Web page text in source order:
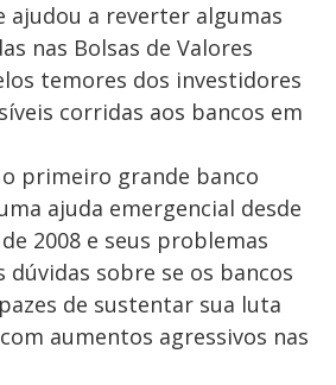
ajudou a reverter algumas
nas Bolsas de Valores
temores dos investidores
corridas aos bancos em
o primeiro grande banco
ajuda emergencial desde
2008 e seus problemas
dúvidas sobre se os bancos
de sustentar sua luta
aumentos agressivos nas